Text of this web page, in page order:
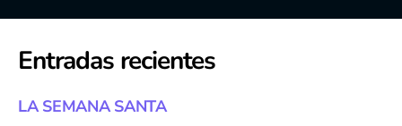
Entradas recientes
LA SEMANA SANTA